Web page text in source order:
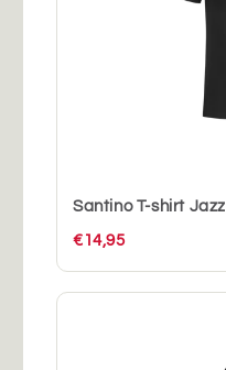
Santino T-shirt Jazz
€14,95